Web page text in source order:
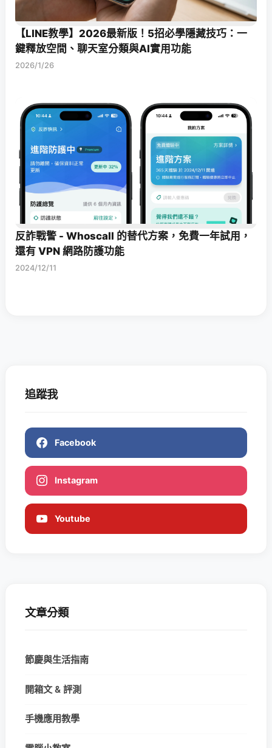
【LINE教學】2026最新版！5招必學隱藏技巧：一
鍵釋放空間、聊天室分類與AI實用功能
2026/1/26
反詐戰警 - Whoscall 的替代方案，免費一年試用，
還有 VPN 網路防護功能
2024/12/11
追蹤我
Facebook
Instagram
Youtube
文章分類
節慶與生活指南
開箱文 & 評測
手機應用教學